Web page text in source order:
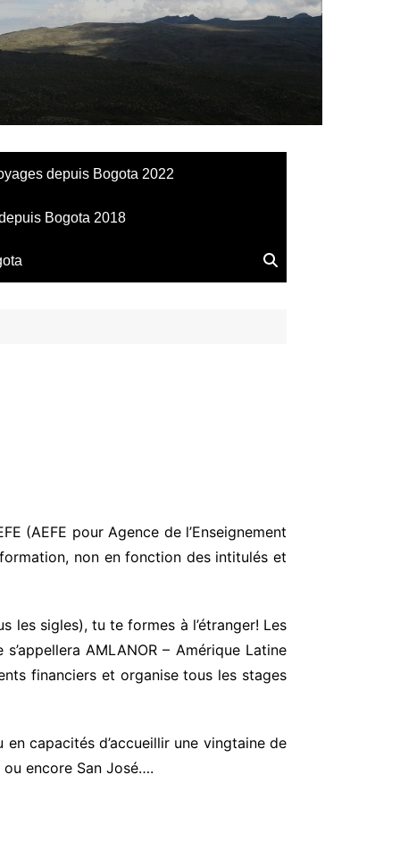
depuis Bogota 2022
Bogota 2018
(AEFE pour Agence de l’Enseignement
non en fonction des intitulés et
les sigles), tu te formes à l’étranger! Les
AMLANOR – Amérique Latine
financiers et organise tous les stages
capacités d’accueillir une vingtaine de
encore San José….